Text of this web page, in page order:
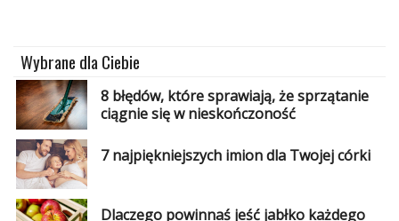
Dodaj
artykuł
Wybrane dla Ciebie
8 błędów, które sprawiają, że sprzątanie
ciągnie się w nieskończoność
7 najpiękniejszych imion dla Twojej córki
Dlaczego powinnaś jeść jabłko każdego